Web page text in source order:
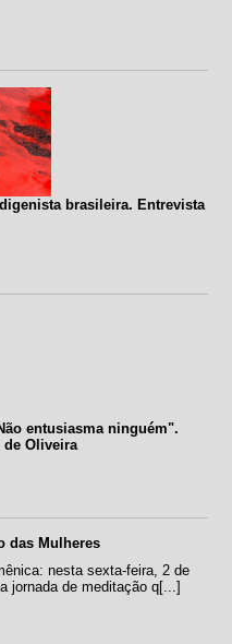
brasileira. Entrevista
entusiasma ninguém".
de Oliveira
das Mulheres
nesta sexta-feira, 2 de
jornada de meditação q[...]